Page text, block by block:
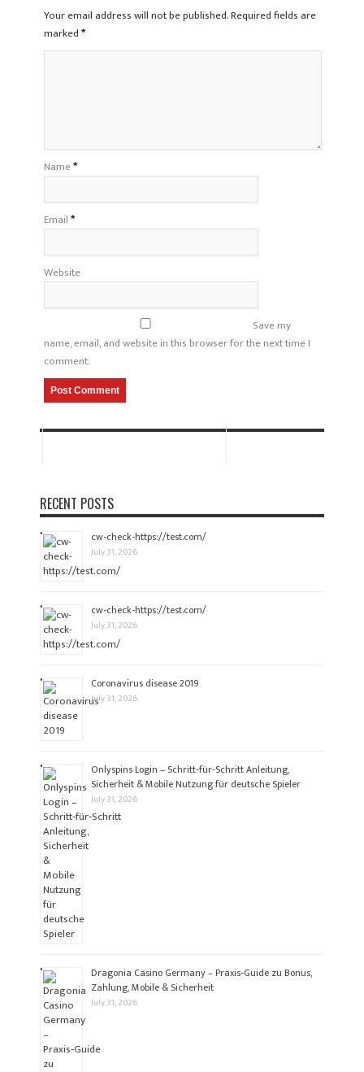
Your email address will not be published. Required fields are
marked*
Name*
Email*
Website
Save my
name, email, and website in this browser for the next time I
comment.
RECENT POSTS
cw-check-https://test.com/
July 31, 2026
cw-check-https://test.com/
July 31, 2026
Coronavirus disease 2019
July 31, 2026
Onlyspins Login – Schritt‑für‑Schritt Anleitung,
Sicherheit & Mobile Nutzung für deutsche Spieler
July 31, 2026
Dragonia Casino Germany – Praxis‑Guide zu Bonus,
Zahlung, Mobile & Sicherheit
July 31, 2026